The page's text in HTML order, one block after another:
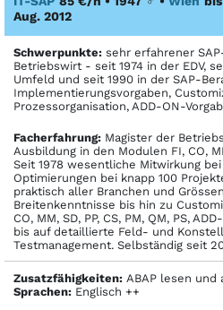
Aug. 2012
Schwerpunkte: sehr erfahrener
Betriebswirt - seit 1974 in der EDV,
Umfeld und seit 1990 in der SAP-
Implementierungsvorgaben,
Prozessorganisation, ADD-ON-
Facher­fahrung: Magister der
Ausbildung in den Modulen FI, CO,
Seit 1978 wesentliche Mitwirkung
Optimierungen bei knapp 100
praktisch aller Branchen und
Breitenkenntnisse bis hin zu
CO, MM, SD, PP, CS, PM, QM, PS,
bis auf detaillierte Feld- und
Testmanagement. Selbständig seit
Zusatzfähigkeiten: ABAP lesen
Sprachen: Englisch ++